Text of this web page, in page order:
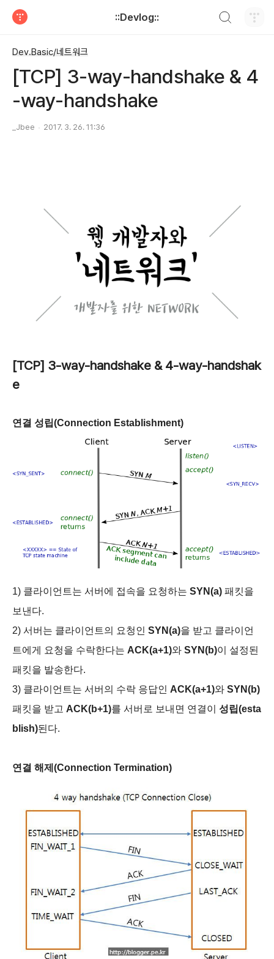
::Devlog::
Dev.Basic/네트워크
[TCP] 3-way-handshake & 4
-way-handshake
_Jbee 2017. 3. 26. 11:36
[TCP] 3-way-handshake & 4-way-handshak
e
연결 성립(Connection Establishment)
1) 클라이언트는 서버에 접속을 요청하는 SYN(a) 패킷을
보낸다.
2) 서버는 클라이언트의 요청인 SYN(a)을 받고 클라이언
트에게 요청을 수락한다는 ACK(a+1)와 SYN(b)이 설정된
패킷을 발송한다.
3) 클라이언트는 서버의 수락 응답인 ACK(a+1)와 SYN(b)
패킷을 받고 ACK(b+1)를 서버로 보내면 연결이 성립(esta
blish)된다.
연결 해제(Connection Termination)